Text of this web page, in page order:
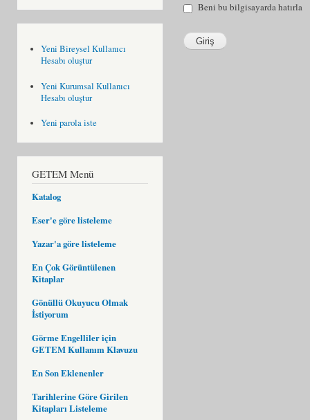
Yeni Bireysel Kullanıcı
Hesabı oluştur
Yeni Kurumsal Kullanıcı
Hesabı oluştur
Yeni parola iste
GETEM Menü
Katalog
Eser'e göre listeleme
Yazar'a göre listeleme
En Çok Görüntülenen
Kitaplar
Gönüllü Okuyucu Olmak
İstiyorum
Görme Engelliler için
GETEM Kullanım Klavuzu
En Son Eklenenler
Tarihlerine Göre Girilen
Kitapları Listeleme
Beni bu bilgisayarda hatırla